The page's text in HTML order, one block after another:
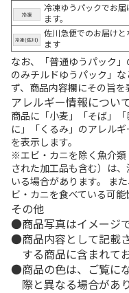
冷凍ゆうパックでお届
ます。
佐川急便でのお届けと
ます
なお、「普通ゆうパック
のみチルドゆうパック」
ず、商品内容欄にその旨を
アレルギー情報につい
商品に「小麦」「そば」
に」「くるみ」のアレル
を表示します。
※エビ・カニを除く魚介
された加工品も含む）は
いる場合があります。 ま
ビ・カニを食べている可能
その他
商品写真はイメージで
商品内容として記載
する商品に含まれて
商品の色は、ご覧に
際と異なる場合があり